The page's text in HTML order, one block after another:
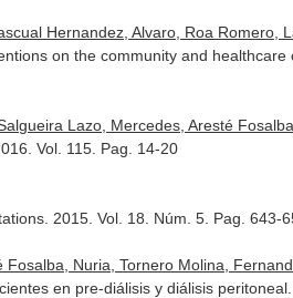
Hernandez, Alvaro, Roa Romero,
on the community and healthcare
Lazo, Mercedes, Aresté
Vol. 115. Pag. 14-20
. 2015. Vol. 18. Núm. 5. Pag. 643-
Nuria, Tornero Molina,
en pre-diálisis y diálisis peritoneal.